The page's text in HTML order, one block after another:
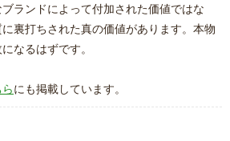
ランドによって付加された価値ではな
裏打ちされた真の価値があります。本物
なるはずです。
にも掲載しています。